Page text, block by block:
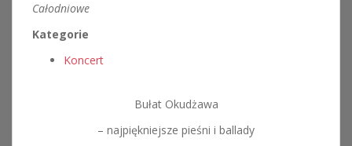
Całodniowe
Kategorie
Koncert
Bułat Okudżawa
– najpiękniejsze pieśni i ballady